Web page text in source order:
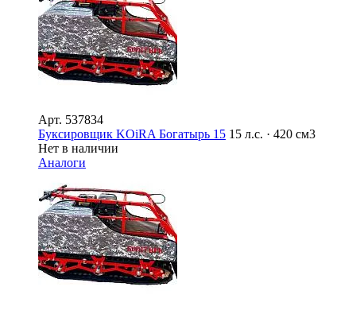
Арт. 537834
Буксировщик KOiRA Богатырь 15 15 л.с. · 420 см3
Нет в наличии
Аналоги